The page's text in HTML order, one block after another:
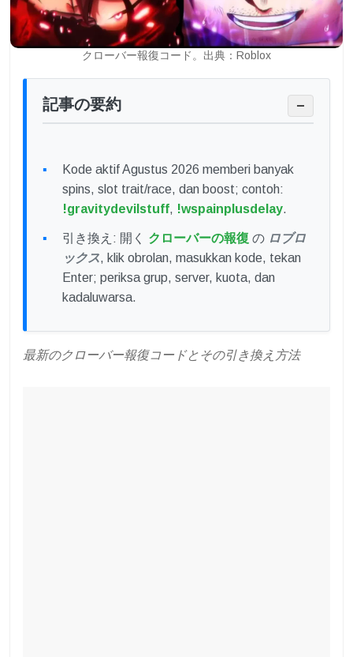
クローバー報復コード。出典：Roblox
記事の要約 −
Kode aktif Agustus 2026 memberi banyak
spins, slot trait/race, dan boost; contoh:
!gravitydevilstuff, !wspainplusdelay.
引き換え: 開く クローバーの報復 の ロブロ
ックス, klik obrolan, masukkan kode, tekan
Enter; periksa grup, server, kuota, dan
kadaluwarsa.
最新のクローバー報復コードとその引き換え方法